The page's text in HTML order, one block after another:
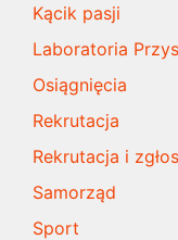
Kącik pasji
Laboratoria
Osiągnięcia
Rekrutacja
Rekrutacja i
Samorząd
Sport